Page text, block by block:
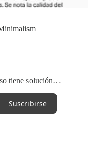
tiene solución…
Suscribirse